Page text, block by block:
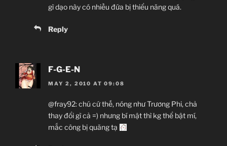
gì dạo này có nhiều đứa bị thiểu năng quá.
Reply
F-G-E-N
MAY 2, 2010 AT 09:08
@fray92: chú cứ thế, nóng như Trương Phi, chả
thay đổi gì cả =) nhưng bí mật thì kg thể bật mí,
mắc công bị quăng tạ